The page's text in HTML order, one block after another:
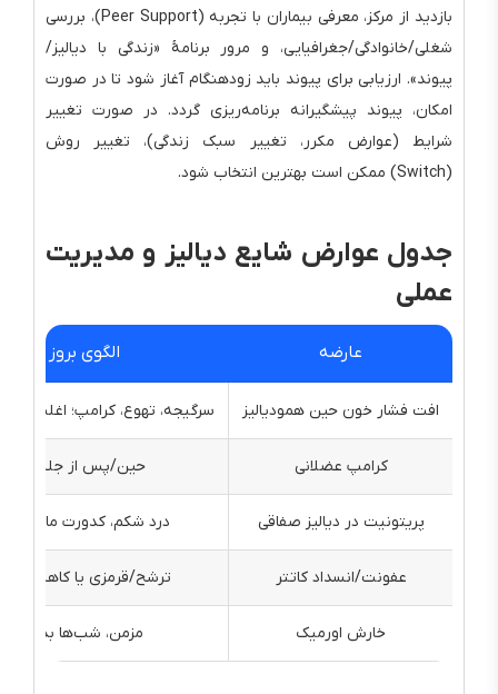
بازدید از مرکز، معرفی بیماران با تجربه (Peer Support)، بررسی
شغلی/خانوادگی/جغرافیایی، و مرور برنامهٔ «زندگی با دیالیز/
پیوند». ارزیابی برای پیوند باید زودهنگام آغاز شود تا در صورت
امکان، پیوند پیشگیرانه برنامه‌ریزی گردد. در صورت تغییر
شرایط (عوارض مکرر، تغییر سبک زندگی)، تغییر روش
(Switch) ممکن است بهترین انتخاب شود.
جدول عوارض شایع دیالیز و مدیریت
عملی
عارضه الگوی بروز
افت فشار خون حین همودیالیز سرگیجه، تهوع، کرامپ؛ اغلب
کرامپ عضلانی حین/پس از جلسه
پریتونیت در دیالیز صفاقی درد شکم، کدورت مایع، تب
عفونت/انسداد کاتتر ترشح/قرمزی یا کاهش
خارش اورمیک مزمن، شب‌ها بدتر